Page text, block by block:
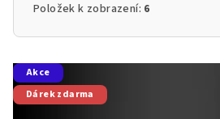
Položek k zobrazení: 6
V
ý
p
Akce
Dárek zdarma